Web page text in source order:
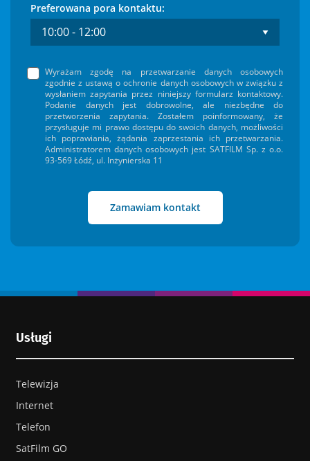
Ludwinowo
Nowa Wieś
Świętosław
Stary Brześć
Pikutkowo
Preferowana pora kontaktu:
Wyrażam zgodę na przetwarzanie danych osobowych
zgodnie z ustawą o ochronie danych osobowych w związku z
wysłaniem zapytania przez niniejszy formularz kontaktowy.
Podanie danych jest dobrowolne, ale niezbędne do
przetworzenia zapytania. Zostałem poinformowany, że
przysługuje mi prawo dostępu do swoich danych, możliwości
ich poprawiania, żądania zaprzestania ich przetwarzania.
Administratorem danych osobowych jest SATFILM Sp. z o.o.
93-569 Łódź, ul. Inżynierska 11
Zamawiam kontakt
Usługi
Telewizja
Internet
Telefon
SatFilm GO